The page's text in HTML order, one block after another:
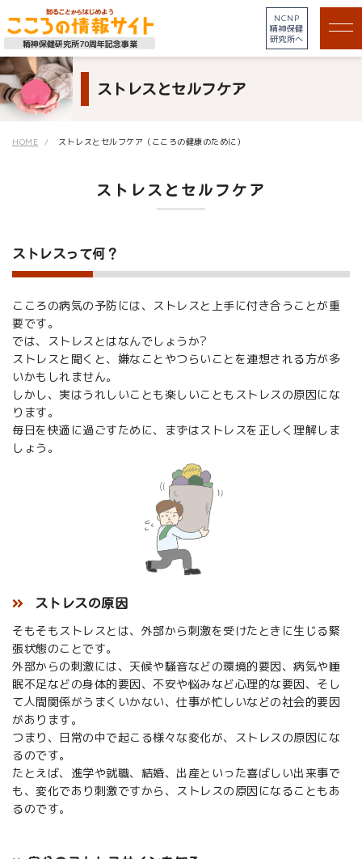
精神保健研究所70周年記念事業
NCNP
精神保健
研究所へ
ストレスとセルフケア
HOME ストレスとセルフケア（こころの健康のために）
ストレスとセルフケア
ストレスって何？
こころの病気の予防には、ストレスと上手に付き合うことが重
要です。
では、ストレスとはなんでしょうか?
ストレスと聞くと、嫌なことやつらいことを連想される方が多
いかもしれません。
しかし、実はうれしいことも楽しいこともストレスの原因にな
ります。
毎日を快適に過ごすために、まずはストレスを正しく理解しま
しょう。
ストレスの原因
そもそもストレスとは、外部から刺激を受けたときに生じる緊
張状態のことです。
外部からの刺激には、天候や騒音などの環境的要因、病気や睡
眠不足などの身体的要因、不安や悩みなど心理的な要因、そし
て人間関係がうまくいかない、仕事が忙しいなどの社会的要因
があります。
つまり、日常の中で起こる様々な変化が、ストレスの原因にな
るのです。
たとえば、進学や就職、結婚、出産といった喜ばしい出来事で
も、変化であり刺激ですから、ストレスの原因になることもあ
るのです。